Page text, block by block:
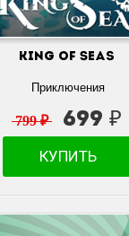
King of Seas
Приключения
799 ₽ 699 ₽
КУПИТЬ